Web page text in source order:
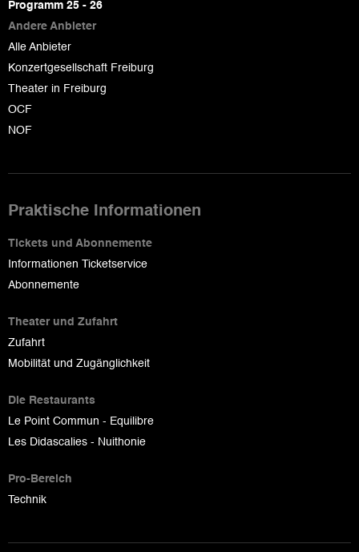
Programm 25 - 26
Andere Anbieter
Alle Anbieter
Konzertgesellschaft Freiburg
Theater in Freiburg
OCF
NOF
Praktische Informationen
Tickets und Abonnemente
Informationen Ticketservice
Abonnemente
Theater und Zufahrt
Zufahrt
Mobilität und Zugänglichkeit
Die Restaurants
Le Point Commun - Equilibre
Les Didascalies - Nuithonie
Pro-Bereich
Technik